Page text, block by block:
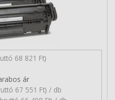
68 821 Ft)
ár
67 551 Ft) / db